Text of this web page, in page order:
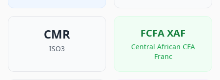
CMR
ISO3
FCFAXAF
Central African CFA
Franc